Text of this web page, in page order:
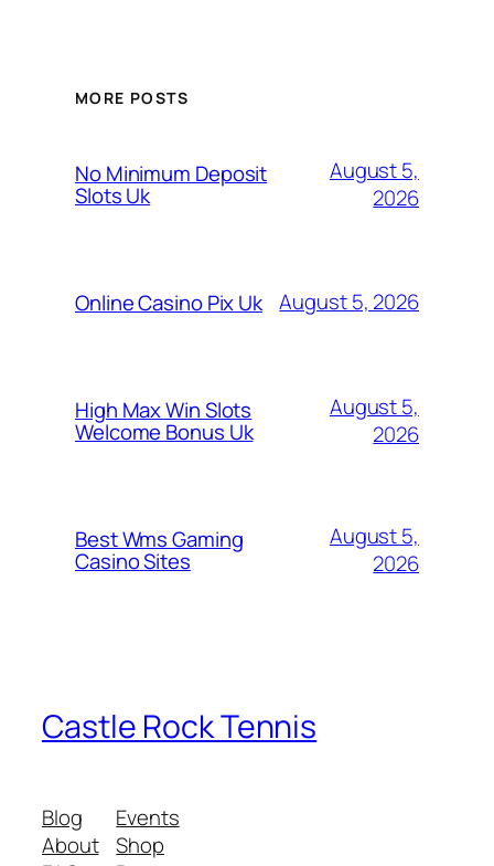
MORE POSTS
No Minimum Deposit
Slots Uk
August 5,
2026
Online Casino Pix Uk August 5, 2026
High Max Win Slots
Welcome Bonus Uk
August 5,
2026
Best Wms Gaming
Casino Sites
August 5,
2026
Castle Rock Tennis
Blog
About
Events
Shop